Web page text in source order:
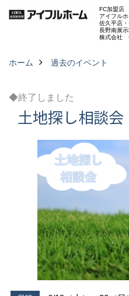
FC加盟店
アイフル
佐久平店・
長野南展
株式会社
ホーム 過去のイベント
◆終了しました
土地探し相談会